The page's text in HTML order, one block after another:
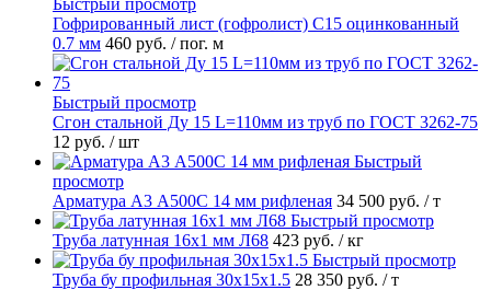
Гофрированный лист (гофролист) С15 оцинкованный
0.7 мм 460 руб. / пог. м
Быстрый просмотр
Сгон стальной Ду 15 L=110мм из труб по ГОСТ 3262-75
12 руб. / шт
Быстрый
просмотр
Арматура А3 А500С 14 мм рифленая 34 500 руб. / т
Быстрый просмотр
Труба латунная 16х1 мм Л68 423 руб. / кг
Быстрый просмотр
Труба бу профильная 30х15х1.5 28 350 руб. / т